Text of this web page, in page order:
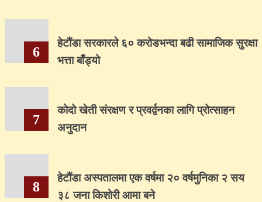
6
हेटौंडा सरकारले ६० करोडभन्दा बढी सामाजिक सुरक्षा
भत्ता बाँड्यो
7
कोदो खेती संरक्षण र प्रवर्द्वनका लागि प्रोत्साहन
अनुदान
8
हेटौंडा अस्पतालमा एक वर्षमा २० वर्षमुनिका २ सय
३८ जना किशोरी आमा बने